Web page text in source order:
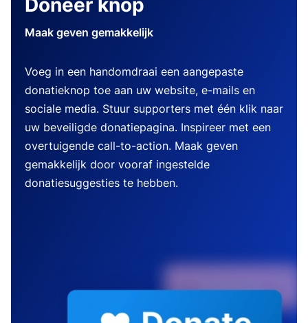
Doneer knop
Maak geven gemakkelijk
Voeg in een handomdraai een aangepaste
donatieknop toe aan uw website, e-mails en
sociale media. Stuur supporters met één klik naar
uw beveiligde donatiepagina. Inspireer met een
overtuigende call-to-action. Maak geven
gemakkelijk door vooraf ingestelde
donatiesuggesties te hebben.